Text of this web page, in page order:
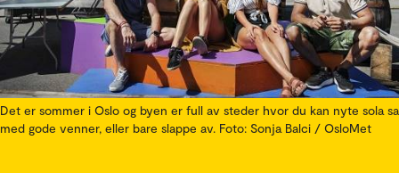
Det er sommer i Oslo og byen er full av steder hvor du kan nyte sola
med gode venner, eller bare slappe av. Foto: Sonja Balci / OsloMet